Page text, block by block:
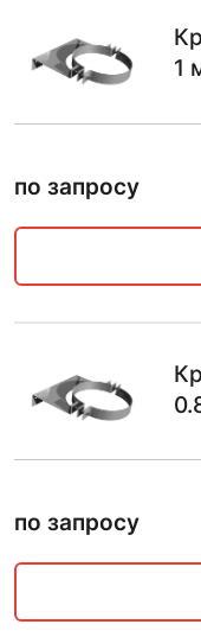
1
по запросу
по запросу